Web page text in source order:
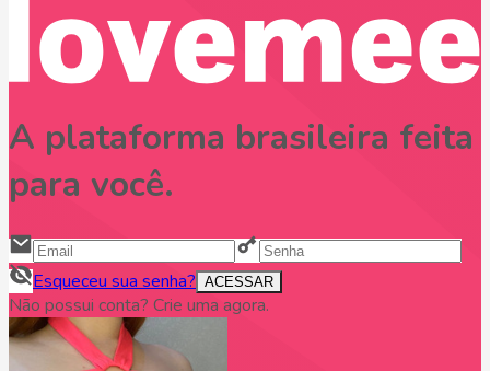
A plataforma brasileira feita
para você.
Esqueceu sua senha? ACESSAR
Não possui conta? Crie uma agora.